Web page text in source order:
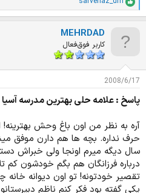
ا
م
ت
MEHRDAD
کاربر فوق‌فعال
2008/6/17
پاسخ : علامه حلی بهترین مدرسه
آره به نظر من اون باغ وحش بهترینه!
حرف نداره. بچه ها هم دارن موفق
سال دیگه میرم اونجا ولی خبراش
درباره فرزانگان هم بگم خودشون
تقصیر خودتونه! تو اون دیوانه خانه